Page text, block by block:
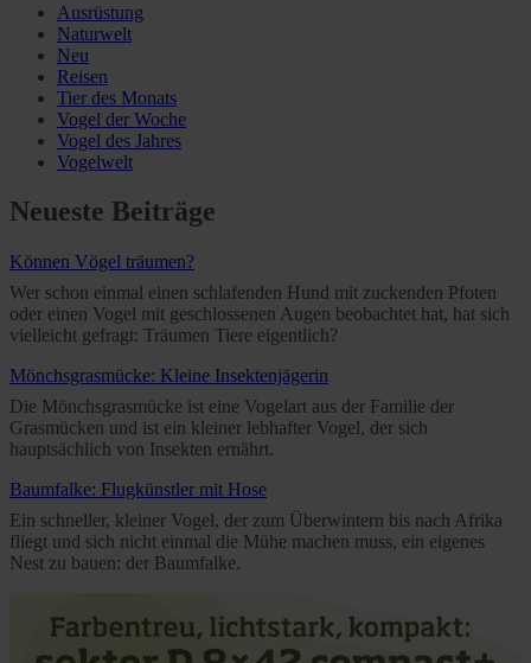
Ausrüstung
Naturwelt
Neu
Reisen
Tier des Monats
Vogel der Woche
Vogel des Jahres
Vogelwelt
Neueste Beiträge
Können Vögel träumen?
Wer schon einmal einen schlafenden Hund mit zuckenden Pfoten
oder einen Vogel mit geschlossenen Augen beobachtet hat, hat sich
vielleicht gefragt: Träumen Tiere eigentlich?
Mönchsgrasmücke: Kleine Insektenjägerin
Die Mönchsgrasmücke ist eine Vogelart aus der Familie der
Grasmücken und ist ein kleiner lebhafter Vogel, der sich
hauptsächlich von Insekten ernährt.
Baumfalke: Flugkünstler mit Hose
Ein schneller, kleiner Vogel, der zum Überwintern bis nach Afrika
fliegt und sich nicht einmal die Mühe machen muss, ein eigenes
Nest zu bauen: der Baumfalke.